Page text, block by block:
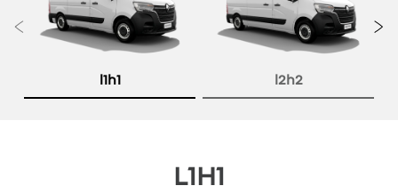
l1h1 l2h2
Anterior
L1H1